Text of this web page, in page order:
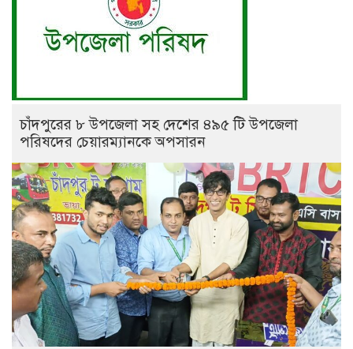
চাঁদপুরের ৮ উপজেলা সহ দেশের ৪৯৫ টি উপজেলা
পরিষদের চেয়ারম্যানকে অপসারন